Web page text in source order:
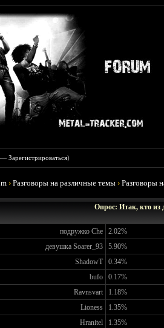
—Зарегистрироваться)
›Разговоры на различные темы ›Разговоры
Опрос: Итак, кто из
подружко Che
2.02%
девушка Soarer_93
5.90%
ShadowT
0.34%
bufo
0.17%
Ravnsvart
1.18%
Lioness
1.35%
Hranitel
1.35%